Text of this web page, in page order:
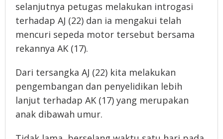
selanjutnya petugas melakukan introgasi
terhadap AJ (22) dan ia mengakui telah
mencuri sepeda motor tersebut bersama
rekannya AK (17).
Dari tersangka AJ (22) kita melakukan
pengembangan dan penyelidikan lebih
lanjut terhadap AK (17) yang merupakan
anak dibawah umur.